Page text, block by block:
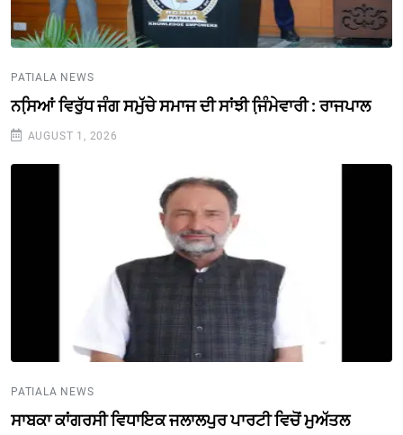
PATIALA NEWS
ਨਸਿ਼ਆਂ ਵਿਰੁੱਧ ਜੰਗ ਸਮੁੱਚੇ ਸਮਾਜ ਦੀ ਸਾਂਝੀ ਜਿ਼ੰਮੇਵਾਰੀ : ਰਾਜਪਾਲ
AUGUST 1, 2026
PATIALA NEWS
ਸਾਬਕਾ ਕਾਂਗਰਸੀ ਵਿਧਾਇਕ ਜਲਾਲਪੁਰ ਪਾਰਟੀ ਵਿਚੋਂ ਮੁਅੱਤਲ